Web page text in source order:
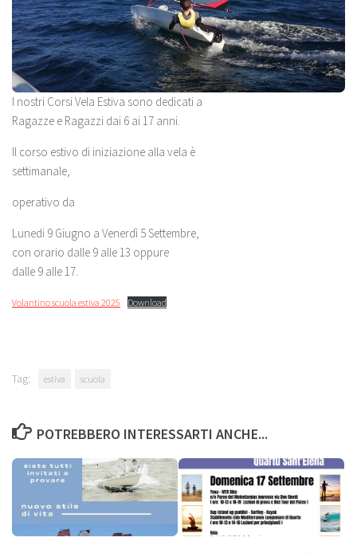
I nostri Corsi Vela Estiva sono dedicati a
Ragazze e Ragazzi dai 6 ai 17 anni.
Il corso estivo di iniziazione alla vela è
settimanale,
operativo da
Lunedi 9 Giugno a Venerdì 5 Settembre,
con orario dalle 9 alle 13 oppure
dalle 9 alle 17.
Volantino scuola estiva 2025 Download
Tag: estiva scuola
POTREBBERO INTERESSARTI ANCHE...